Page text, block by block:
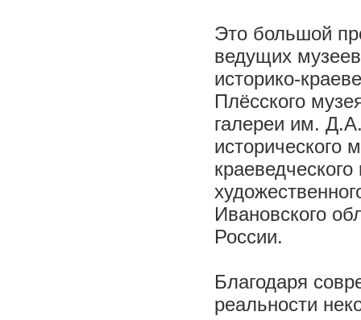
Это большой
ведущих
историко-
Плёсского
галереи им.
исторического
Ивановского
России.
Благодаря
реальности